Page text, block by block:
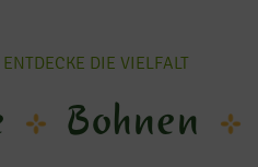
ENTDECKE DIE VIELFALT
Bohnen